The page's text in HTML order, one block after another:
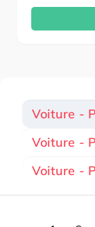
Voiture -
Voiture -
Voiture -